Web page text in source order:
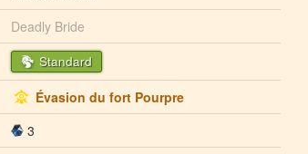
Deadly Bride
Standard
Évasion du fort Pourpre
3